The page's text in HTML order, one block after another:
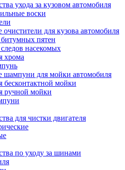
ухода за кузовом автомобиля
воски
очистители для кузова автомобиля
пятен
насекомых
хрома
шампуни для мойки автомобиля
бесконтактной мойки
ручной мойки
для чистки двигателя
по уходу за шинами